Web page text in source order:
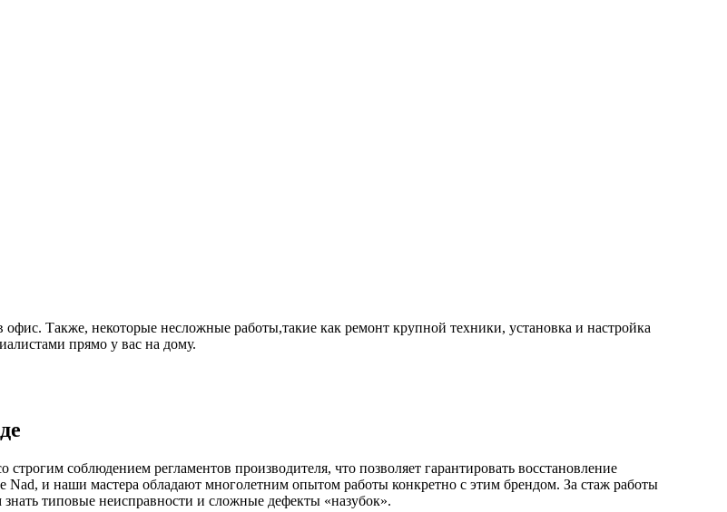
Также, некоторые несложные работы,такие как ремонт крупной техники, установка и настройка
прямо у вас на дому.
соблюдением регламентов производителя, что позволяет гарантировать восстановление
и наши мастера обладают многолетним опытом работы конкретно с этим брендом. За стаж работы
типовые неисправности и сложные дефекты «назубок».